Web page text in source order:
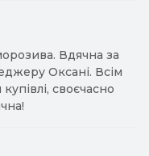
Вдячна за
Оксані. Всім
своєчасно